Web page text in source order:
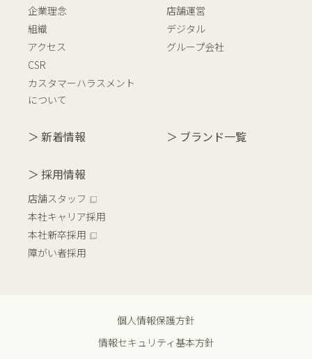
企業理念
組織
アクセス
CSR
カスタマーハラスメント
について
店舗運営
デジタル
グループ会社
新着情報 ブランド一覧
採用情報
店舗スタッフ
本社キャリア採用
本社新卒採用
障がい者採用
個人情報保護方針
情報セキュリティ基本方針